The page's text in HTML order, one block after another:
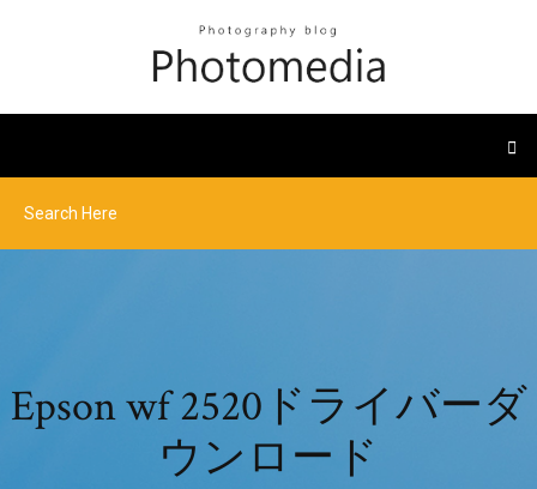
Epson wf 2520ドライバーダ
ウンロード